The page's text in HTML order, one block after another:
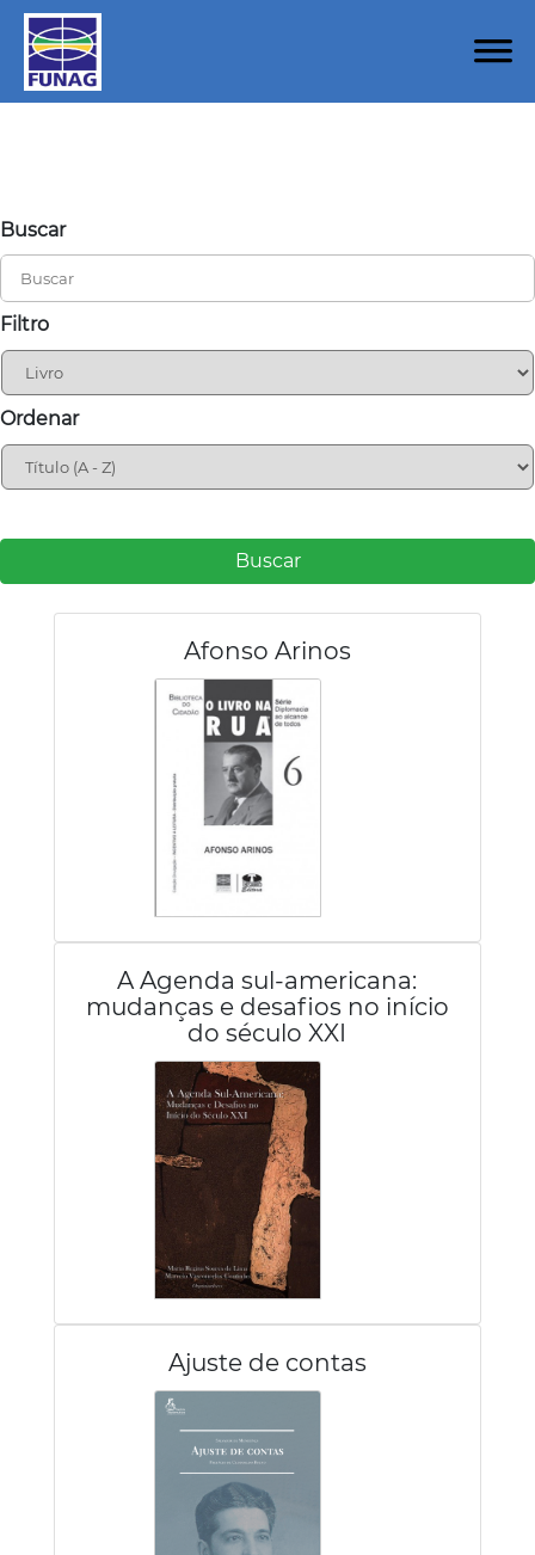
Buscar
Filtro
Ordenar
Buscar
Afonso Arinos
A Agenda sul-americana:
mudanças e desafios no início
do século XXI
Ajuste de contas